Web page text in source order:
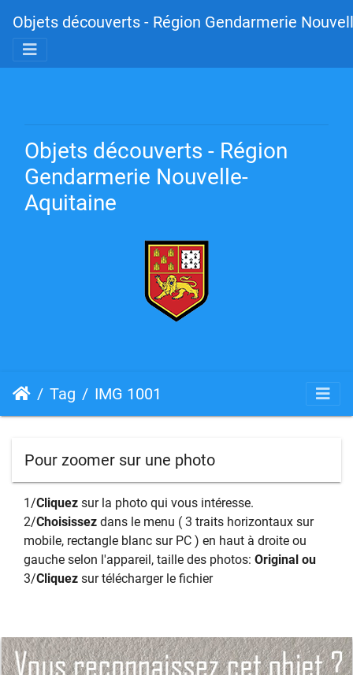
Objets découverts - Région Gendarmerie
Objets découverts - Région
Gendarmerie Nouvelle-
Aquitaine
Tag IMG 1001
Pour zoomer sur une photo
1/Cliquez sur la photo qui vous intéresse.
2/Choisissez dans le menu ( 3 traits horizontaux sur
mobile, rectangle blanc sur PC ) en haut à droite ou
gauche selon l'appareil, taille des photos: Original ou
3/Cliquez sur télécharger le fichier